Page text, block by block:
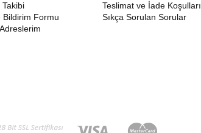
Takibi
Bildirim Formu
Adreslerim
Teslimat ve İade Koşulları
Sıkça Sorulan Sorular